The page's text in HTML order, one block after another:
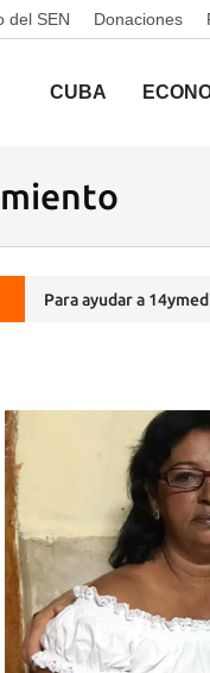
del SEN Donaciones
CUBA
Para ayudar a